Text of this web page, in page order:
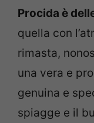
Procida è
quella con
rimasta,
una vera e
genuina e
spiagge e il